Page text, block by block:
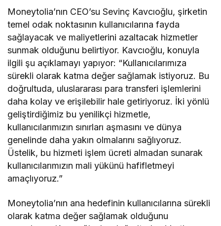
Moneytolia’nın CEO’su Sevinç Kavcıoğlu, şirketin
temel odak noktasının kullanıcılarına fayda
sağlayacak ve maliyetlerini azaltacak hizmetler
sunmak olduğunu belirtiyor. Kavcıoğlu, konuyla
ilgili şu açıklamayı yapıyor: “Kullanıcılarımıza
sürekli olarak katma değer sağlamak istiyoruz. Bu
doğrultuda, uluslararası para transferi işlemlerini
daha kolay ve erişilebilir hale getiriyoruz. İki yönlü
geliştirdiğimiz bu yenilikçi hizmetle,
kullanıcılarımızın sınırları aşmasını ve dünya
genelinde daha yakın olmalarını sağlıyoruz.
Üstelik, bu hizmeti işlem ücreti almadan sunarak
kullanıcılarımızın mali yükünü hafifletmeyi
amaçlıyoruz.”
Moneytolia’nın ana hedefinin kullanıcılarına sürekli
olarak katma değer sağlamak olduğunu